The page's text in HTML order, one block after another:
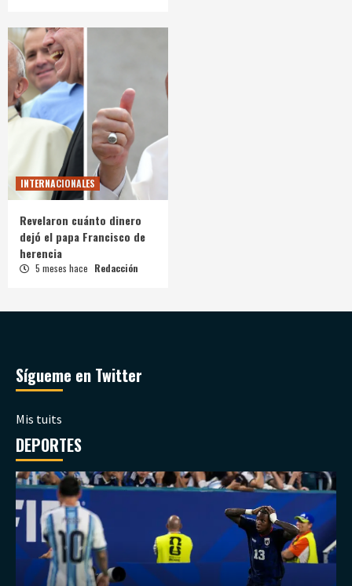
INTERNACIONALES
Revelaron cuánto dinero
dejó el papa Francisco de
herencia
5 meses hace Redacción
Sígueme en Twitter
Mis tuits
DEPORTES